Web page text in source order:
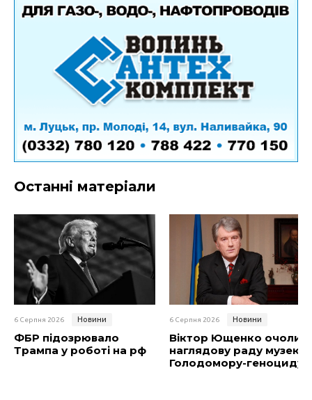
Останні матеріали
6 Серпня 2026 Новини
ФБР підозрювало
Трампа у роботі на рф
6 Серпня 2026 Новини
Віктор Ющенко очолив
наглядову раду музею
Голодомору-геноциду